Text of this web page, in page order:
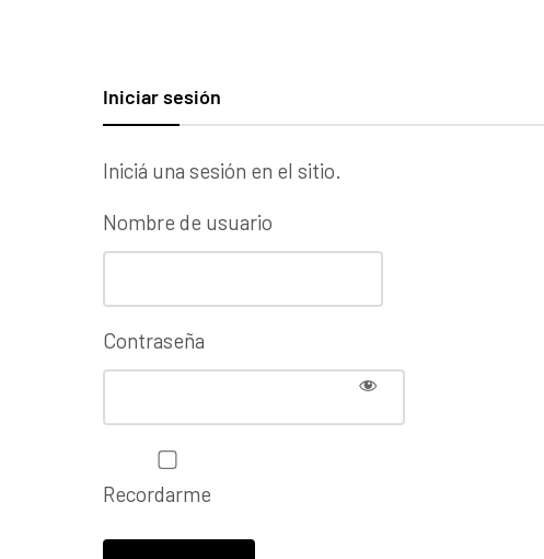
Iniciar sesión
Iniciá una sesión en el sitio.
Nombre de usuario
Contraseña
Recordarme